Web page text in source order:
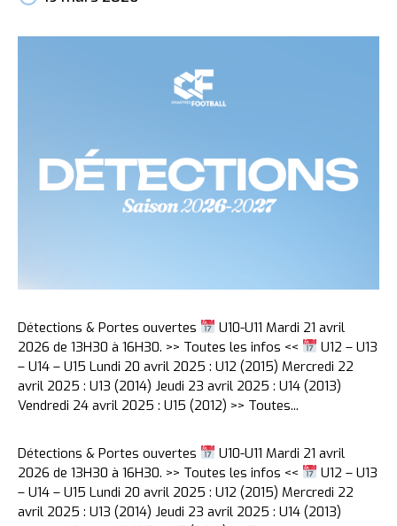
Détections & Portes ouvertes
U10-U11 Mardi 21 avril
2026 de 13H30 à 16H30. >> Toutes les infos <<
U12 – U13
– U14 – U15 Lundi 20 avril 2025 : U12 (2015) Mercredi 22
avril 2025 : U13 (2014) Jeudi 23 avril 2025 : U14 (2013)
Vendredi 24 avril 2025 : U15 (2012) >> Toutes...
Détections & Portes ouvertes
U10-U11 Mardi 21 avril
2026 de 13H30 à 16H30. >> Toutes les infos <<
U12 – U13
– U14 – U15 Lundi 20 avril 2025 : U12 (2015) Mercredi 22
avril 2025 : U13 (2014) Jeudi 23 avril 2025 : U14 (2013)